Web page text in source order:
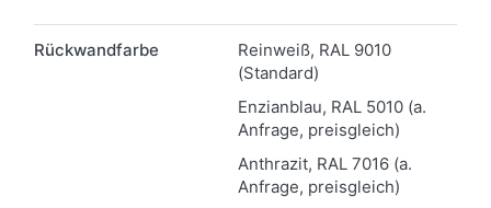
Rückwandfarbe
Reinweiß, RAL 9010
(Standard)
Enzianblau, RAL 5010 (a.
Anfrage, preisgleich)
Anthrazit, RAL 7016 (a.
Anfrage, preisgleich)